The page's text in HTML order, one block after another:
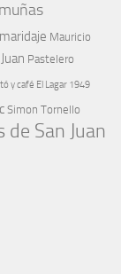
maridaje Mauricio
Pastelero
y café El Lagar 1949
Simon Tornello
de San Juan